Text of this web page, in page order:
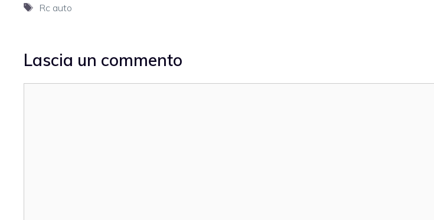
Tag
Rc auto
Lascia un commento